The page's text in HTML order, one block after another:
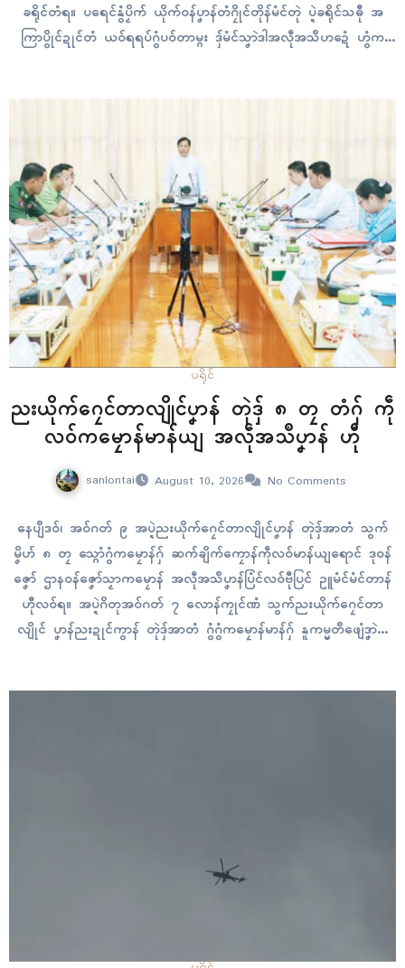
ခရိုၚ်တံရ။ ပရေၚ်နွံပၟိက် ယိုက်ဝန်ပၞာန်တံဂၠိုၚ်တိုန်မံၚ်တုဲ ပ္ဍဲခရိုၚ်သဓီု အ
ကြာပွိုၚ်ဍုၚ်တံ ယဝ်ရရပ်ဂွံပဝ်တာမ္ဂး ဒှ်မံၚ်သၞာဲဒါအလဵုအသဳဟဍေံ ဟွံက
ပရိုၚ်
ညးယိုက်ဂၠေၚ်တာလျိုၚ်ပၞာန် တုဲဒှ် ၈ တၠ တံဂှ် ကဵု
လဝ်ကမၠောန်မာန်ယျ အလဵုအသဳပၞာန် ဟီု
sanlontai August 10, 2026 No Comments
နေပျဳဒဝ်၊ အဝ်ဂတ် ၉ အပ္ဍဲညးယိုက်ဂၠေၚ်တာလျိုၚ်ပၞာန် တုဲဒှ်အာတံ သွက်
မၞိဟ် ၈ တၠ သ္ဂောံဂွံကမၠောန်ဂှ် ဆက်ချိက်ကၠောန်ကဵုလဝ်မာန်ယျရောၚ် ဒုဝန်
ဇၞော် ဌာနဝန်ဇၞော်သၟာကမၠောန် အလဵုအသဳပၞာန်ပြံၚ်လဝ်ဗီုပြၚ် ဥူမံၚ်မံၚ်တာန်
ဟီုလဝ်ရ။ အပ္ဍဲဂိတုအဝ်ဂတ် ၇ လောန်ကၠုၚ်ဏံ သွက်ညးယိုက်ဂၠေၚ်တာ
လျိုၚ် ပၞာန်ညးဍုၚ်ကွာန် တုဲဒှ်အာတံ ဂွံဂွံကမၠောန်မာန်ဂှ် နူကမ္မတဳဖျေံဒၞာဲဝါဲ